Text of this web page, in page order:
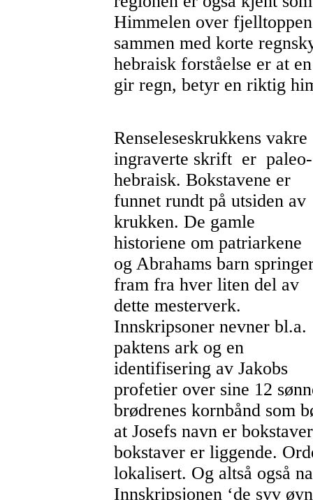
Himmelen over
sammen med korte
hebraisk forståelse er at
gir regn, betyr en riktig
Renseleseskrukkens vakre
ingraverte skrift er paleo-
hebraisk. Bokstavene er
funnet rundt på utsiden av
krukken. De gamle
historiene om patriarkene
og Abrahams barn
fram fra hver liten del av
dette mesterverk.
Innskripsoner nevner bl.a.
paktens ark og en
identifisering av Jakobs
profetier over sine 12
brødrenes kornbånd som
at Josefs navn er
bokstaver er liggende.
lokalisert. Og altså også
Innskripsjonen ‘de syv